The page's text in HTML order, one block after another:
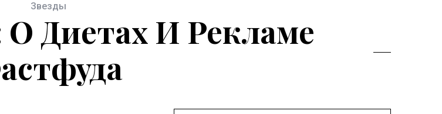
Звезды
Диетах И Рекламе